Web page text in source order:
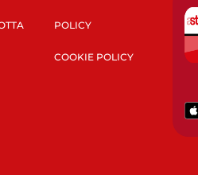
POLICY
COOKIE POLICY